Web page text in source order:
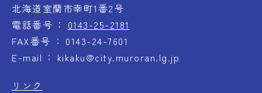
北海道室蘭市幸町1番2号
電話番号
0143-25-2181
FAX番号
0143-24-7601
E-mail
kikaku@city.muroran.lg.jp
リンク